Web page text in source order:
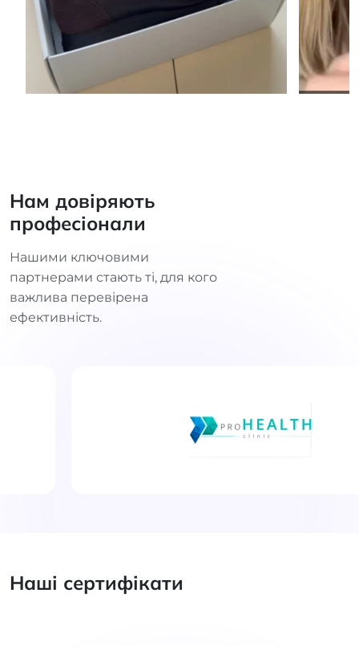
Нам довіряють
професіонали
Нашими ключовими
партнерами стають ті, для кого
важлива перевірена
ефективність.
Наші сертифікати